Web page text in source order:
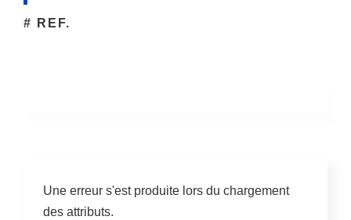
RSE
# REF.
Une erreur s'est produite lors du chargement
des attributs.